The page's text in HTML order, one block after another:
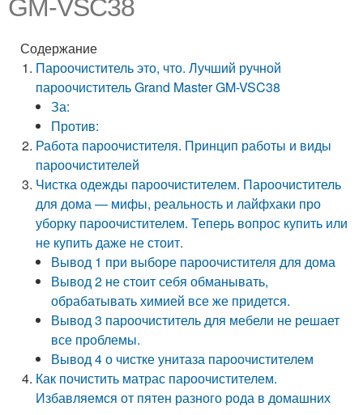
GM-VSC38
Содержание
Пароочиститель это, что. Лучший ручной
пароочиститель Grand Master GM-VSC38
За:
Против:
Работа пароочистителя. Принцип работы и виды
пароочистителей
Чистка одежды пароочистителем. Пароочиститель
для дома — мифы, реальность и лайфхаки про
уборку пароочистителем. Теперь вопрос купить или
не купить даже не стоит.
Вывод 1 при выборе пароочистителя для дома
Вывод 2 не стоит себя обманывать,
обрабатывать химией все же придется.
Вывод 3 пароочиститель для мебели не решает
все проблемы.
Вывод 4 о чистке унитаза пароочистителем
Как почистить матрас пароочистителем.
Избавляемся от пятен разного рода в домашних